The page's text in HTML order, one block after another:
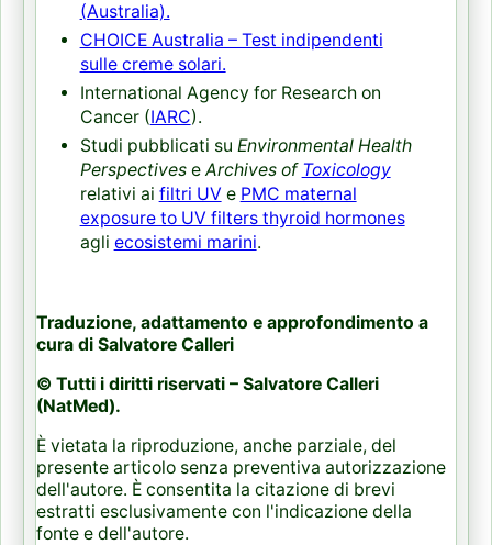
(Australia).
CHOICE Australia – Test indipendenti
sulle creme solari.
International Agency for Research on
Cancer (IARC).
Studi pubblicati su Environmental Health
PerspectiveseArchives of Toxicology
relativi ai filtri UVe PMC maternal
exposure to UV filters thyroid hormones
agli ecosistemi marini.
Traduzione, adattamento e approfondimento a
cura di Salvatore Calleri
© Tutti i diritti riservati – Salvatore Calleri
(NatMed).
È vietata la riproduzione, anche parziale, del
presente articolo senza preventiva autorizzazione
dell'autore. È consentita la citazione di brevi
estratti esclusivamente con l'indicazione della
fonte e dell'autore.